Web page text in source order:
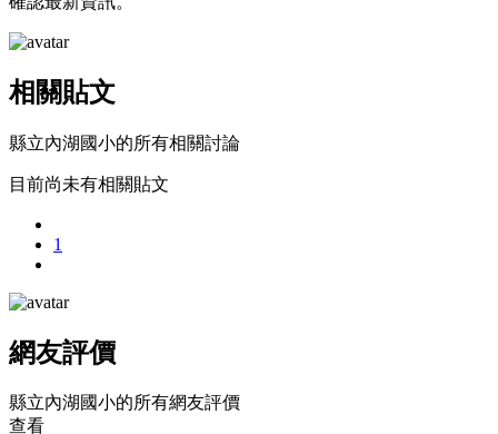
相關貼文
縣立內湖國小的所有相關討論
目前尚未有相關貼文
1
網友評價
縣立內湖國小的所有網友評價
查看